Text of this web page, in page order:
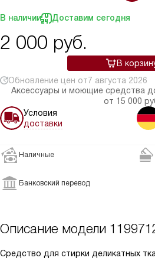
В наличии Доставим сегодня
2 000 руб.
В
Обновление цен от7 августа 2026
Аксессуары и моющие средства
от 15 000
Условия
доставки
Наличные
Банковский перевод
Описание модели
Средство для стирки деликатных